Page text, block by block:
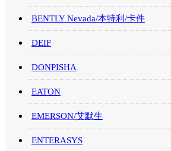
BENTLY Nevada/本特利/卡件
DEIF
DONPISHA
EATON
EMERSON/艾默生
ENTERASYS